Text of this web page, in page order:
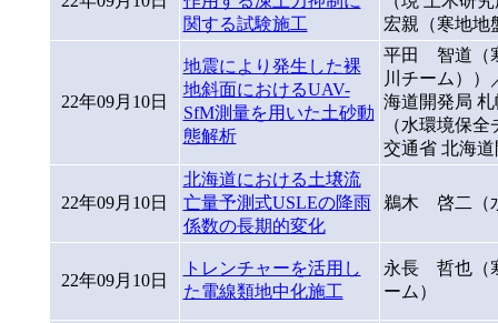
関する試験施工
宏親（寒地
22年09月10日
地震により発生した裸
地斜面におけるUAV-
SfM測量を用いた土砂動
態解析
平田 智道（
川チーム）
海道開発局
（水環境保
交通省 北海
22年09月10日
北海道における土壌流
亡量予測式USLEの降雨
係数の長期的変化
鵜木 啓二（
22年09月10日
トレンチャーを活用し
た電線類地中化施工
永長 哲也（
ーム）